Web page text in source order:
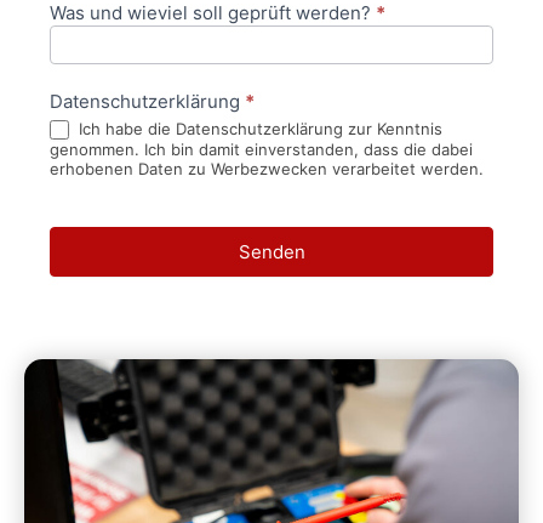
Was und wieviel soll geprüft werden? *
Datenschutzerklärung *
Ich habe die Datenschutzerklärung zur Kenntnis
genommen. Ich bin damit einverstanden, dass die dabei
erhobenen Daten zu Werbezwecken verarbeitet werden.
Senden